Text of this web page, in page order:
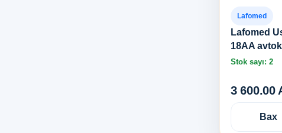
Lafomed
Lafomed
18AA
Stok sayı: 2
3 600.00
Bax